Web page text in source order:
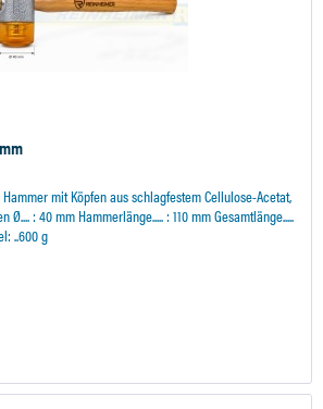
Hammer mit Köpfen aus schlagfestem Cellulose-Acetat,
Ø.... : 40 mm Hammerlänge..... : 110 mm Gesamtlänge.....
..600 g